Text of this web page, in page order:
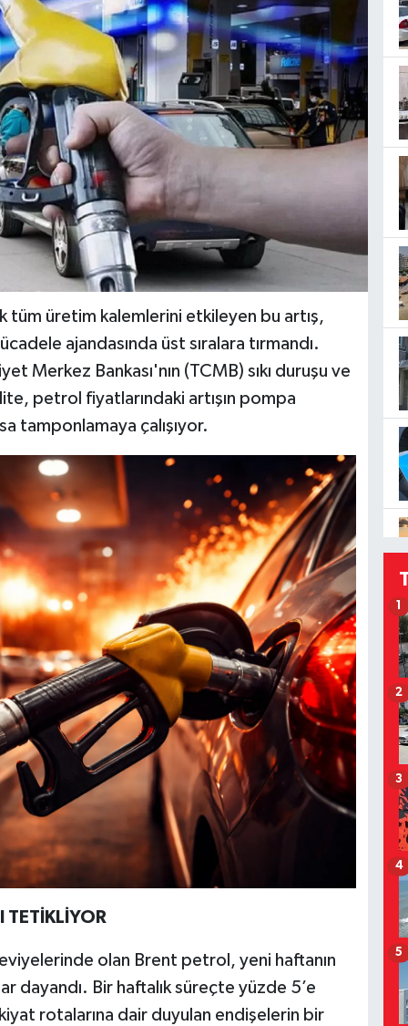
tüm üretim kalemlerini etkileyen bu artış,
ajandasında üst sıralara tırmandı.
Merkez Bankası'nın (TCMB) sıkı duruşu ve
petrol fiyatlarındaki artışın pompa
tamponlamaya çalışıyor.
TETİKLİYOR
olan Brent petrol, yeni haftanın
dayandı. Bir haftalık süreçte yüzde 5’e
rotalarına dair duyulan endişelerin bir
1
2
3
4
5